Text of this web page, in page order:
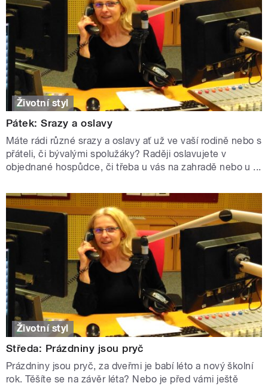
Životní styl
Pátek: Srazy a oslavy
Máte rádi různé srazy a oslavy ať už ve vaší rodině nebo s
přáteli, či bývalými spolužáky? Raději oslavujete v
objednané hospůdce, či třeba u vás na zahradě nebo u ...
Životní styl
Středa: Prázdniny jsou pryč
Prázdniny jsou pryč, za dveřmi je babí léto a nový školní
rok. Těšíte se na závěr léta? Nebo je před vámi ještě